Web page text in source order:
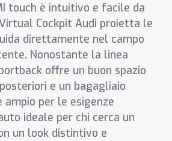
touch è intuitivo e facile da
Cockpit Audi proietta le
direttamente nel campo
Nonostante la linea
offre un buon spazio
e un bagagliaio
per le esigenze
ideale per chi cerca un
un look distintivo e